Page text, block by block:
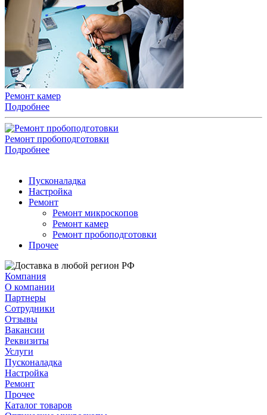
Ремонт камер
Подробнее
Ремонт пробоподготовки
Подробнее
Пусконаладка
Настройка
Ремонт
Ремонт микроскопов
Ремонт камер
Ремонт пробоподготовки
Прочее
Компания
О компании
Партнеры
Сотрудники
Отзывы
Вакансии
Реквизиты
Услуги
Пусконаладка
Настройка
Ремонт
Прочее
Каталог товаров